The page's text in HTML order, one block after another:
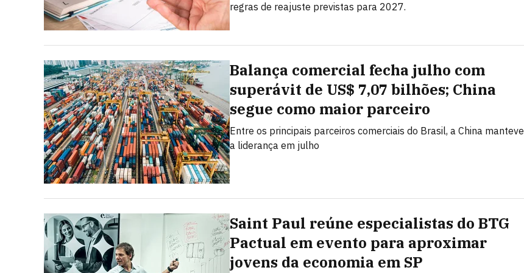
regras de reajuste previstas para 2027.
Balança comercial fecha julho com
superávit de US$ 7,07 bilhões; China
segue como maior parceiro
Entre os principais parceiros comerciais do Brasil, a China manteve
a liderança em julho
Saint Paul reúne especialistas do BTG
Pactual em evento para aproximar
jovens da economia em SP